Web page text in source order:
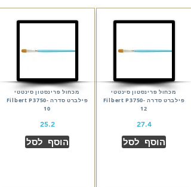
מכחול פרינסטון סינטטי
פילברט סדרה Filbert P3750-
12
27.4
הוסף לסל
מכחול פרינסטון סינטטי
פילברט סדרה Filbert P3750-
10
25.2
הוסף לסל